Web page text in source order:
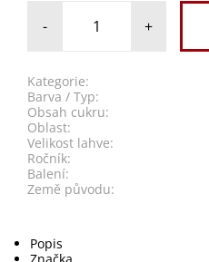
- +
Kategorie:
Barva / Typ:
Obsah cukru:
Oblast:
Velikost lahve:
Ročník:
Balení:
Země původu:
Popis